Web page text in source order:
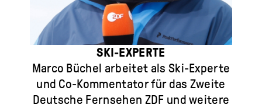
SKI-EXPERTE
Marco Büchel arbeitet als Ski-Experte
und Co-Kommentator für das Zweite
Deutsche Fernsehen ZDF und weitere